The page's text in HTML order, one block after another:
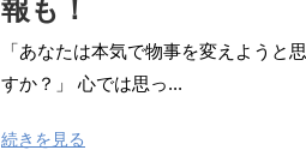
報も！
「あなたは本気で物事を変えようと
すか？」 心では思っ...
続きを見る